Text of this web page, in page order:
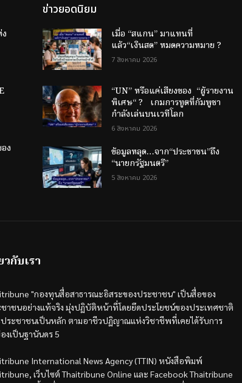
ง
ข่าวยอดนิยม
เมื่อ “สแกน” มาแทนที่
แล้ว“เงินสด” หมดความหมาย ?
7 สิงหาคม 2026
“UN” หรือแค่เสียงของ “ผู้รายงาน
พิเศษ“ ? เกมการทูตที่กัมพูชา
กำลังเล่นบนเวทีโลก
6 สิงหาคม 2026
ข้อมูลหลุด…จาก“ประชาชน”ถึง
“นายกรัฐมนตรี”
5 สิงหาคม 2026
วกับเรา
"กองทุนสื่อสาธารณะอิสระของประชาชน" เป็นสื่อของ
าชนอย่างแท้จริง มุ่งปฏิบัติหน้าที่โดยยึดประโยชน์ของประเทศชาติ
ระชาชนเป็นหลัก ตามอาชีวปฏิญาณแห่งวิชาชีพที่เคยได้รับการ
งเป็นฐานันดร 5
International News Agency (TTIN) หนังสือพิมพ์
เว็บไซต์ Thaitribune Online และ Facebook Thaitribune